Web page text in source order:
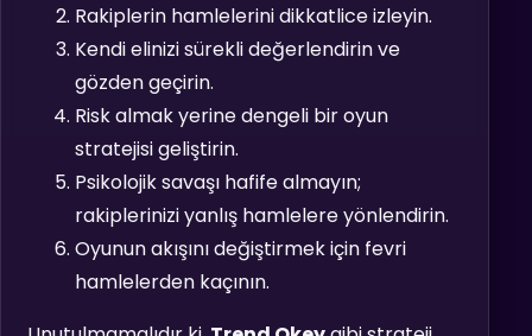
Rakiplerin hamlelerini dikkatlice izleyin.
Kendi elinizi sürekli değerlendirin ve
gözden geçirin.
Risk almak yerine dengeli bir oyun
stratejisi geliştirin.
Psikolojik savaşı hafife almayın;
rakiplerinizi yanlış hamlelere yönlendirin.
Oyunun akışını değiştirmek için fevri
hamlelerden kaçının.